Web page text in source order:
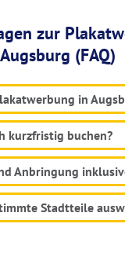
zur
Augsburg (FAQ)
in
kurzfristig buchen?
Anbringung
Stadtteile